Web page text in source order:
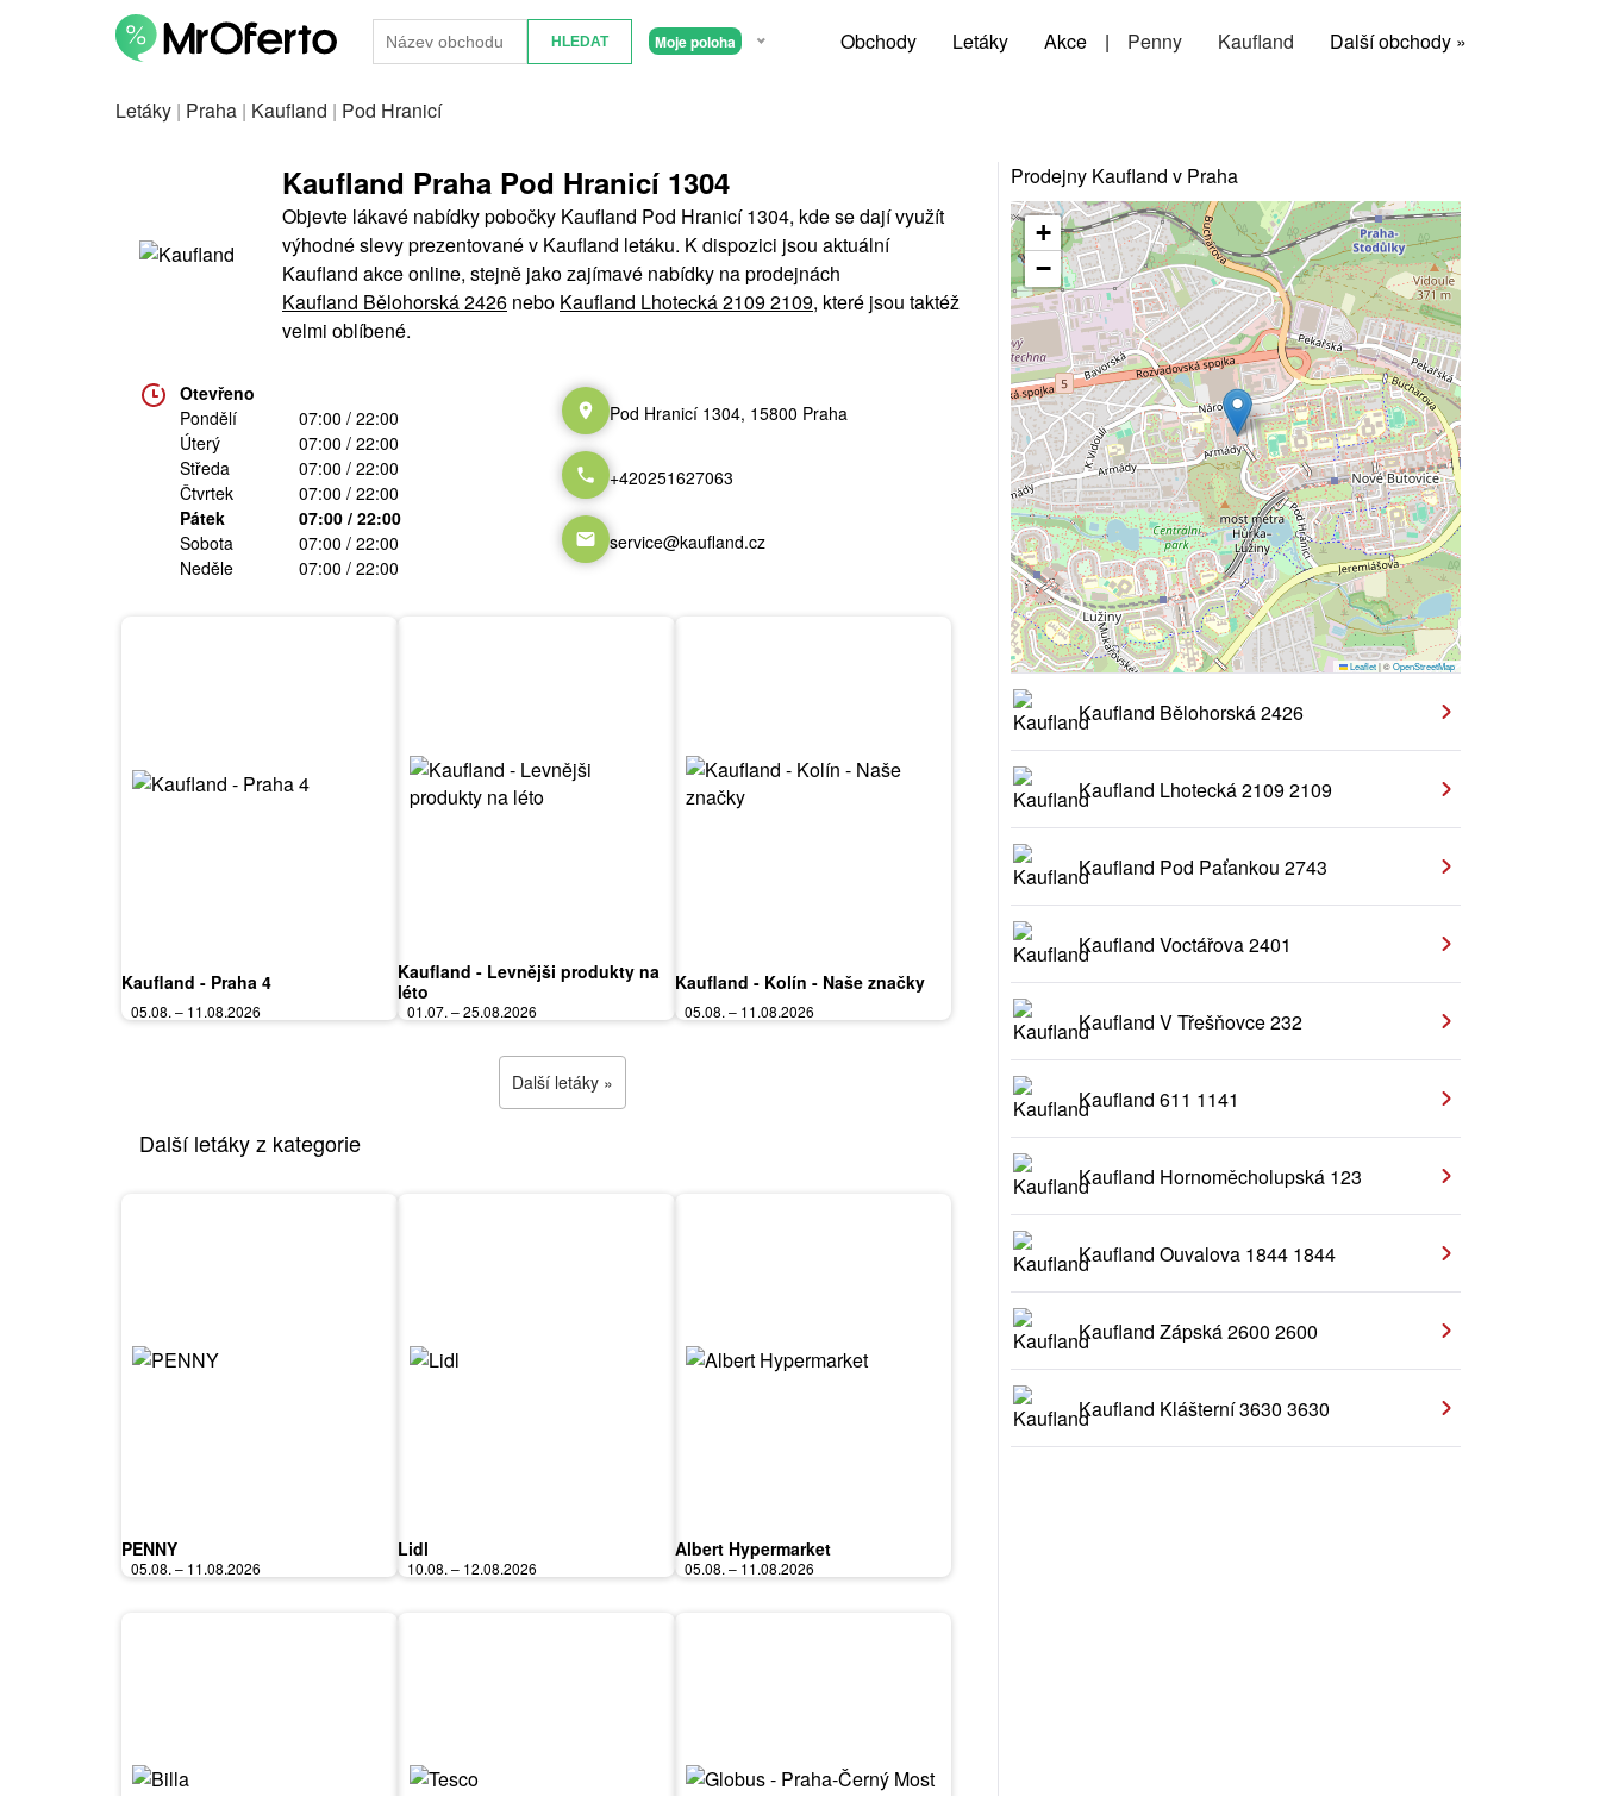
Moje poloha Obchody Letáky Akce | Penny Kaufland Další obchody »
Letáky | Praha | Kaufland | Pod Hranicí
Kaufland Praha Pod Hranicí 1304
Objevte lákavé nabídky pobočky Kaufland Pod Hranicí 1304, kde se dají využít
výhodné slevy prezentované v Kaufland letáku. K dispozici jsou aktuální
Kaufland akce online, stejně jako zajímavé nabídky na prodejnách
Kaufland Bělohorská 2426 nebo Kaufland Lhotecká 2109 2109, které jsou taktéž
velmi oblíbené.
Otevřeno
Pondělí
07:00 / 22:00
Úterý
07:00 / 22:00
Středa
07:00 / 22:00
Čtvrtek
07:00 / 22:00
Pátek
07:00 / 22:00
Sobota
07:00 / 22:00
Neděle
07:00 / 22:00
Pod Hranicí 1304, 15800 Praha
+420251627063
service@kaufland.cz
Kaufland - Praha 4
05.08. – 11.08.2026
Kaufland - Levnějši produkty na
léto
01.07. – 25.08.2026
Kaufland - Kolín - Naše značky
05.08. – 11.08.2026
Další letáky »
Další letáky z kategorie
PENNY
05.08. – 11.08.2026
Lidl
10.08. – 12.08.2026
Albert Hypermarket
05.08. – 11.08.2026
Prodejny Kaufland v Praha
+
−
Leaflet|©OpenStreetMap
Kaufland Bělohorská 2426
Kaufland Lhotecká 2109 2109
Kaufland Pod Paťankou 2743
Kaufland Voctářova 2401
Kaufland V Třešňovce 232
Kaufland 611 1141
Kaufland Hornoměcholupská 123
Kaufland Ouvalova 1844 1844
Kaufland Zápská 2600 2600
Kaufland Klášterní 3630 3630